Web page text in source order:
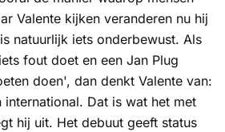
Valente kijken veranderen nu hij
natuurlijk iets onderbewust. Als
fout doet en een Jan Plug
doen', dan denkt Valente van:
international. Dat is wat het met
hij uit. Het debuut geeft status